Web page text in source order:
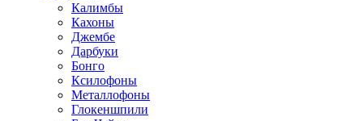
Калимбы
Кахоны
Джембе
Дарбуки
Бонго
Ксилофоны
Металлофоны
Глокеншпили